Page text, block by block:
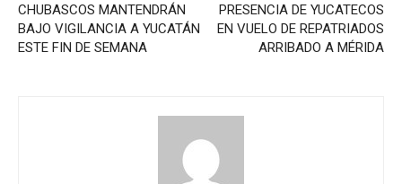
CHUBASCOS MANTENDRÁN
BAJO VIGILANCIA A YUCATÁN
ESTE FIN DE SEMANA
PRESENCIA DE YUCATECOS
EN VUELO DE REPATRIADOS
ARRIBADO A MÉRIDA